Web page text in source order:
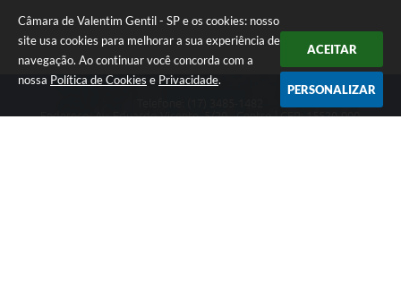
Câmara de Valentim Gentil - SP e os cookies: nosso
site usa cookies para melhorar a sua experiência de
navegação. Ao continuar você concorda com a
nossa Política de Cookies e Privacidade.
ACEITAR
PERSONALIZAR
Endereço: Av: Eduardo Vicente, 5/20 - Centro | CEP: 15520-000